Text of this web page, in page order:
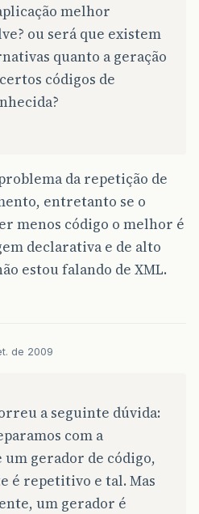
melhor
ou será que existem
quanto a geração
códigos de
da repetição de
entretanto se o
menos código o melhor é
declarativa e de alto
estou falando de XML.
de 2009
a seguinte dúvida:
com a
um gerador de código,
é repetitivo e tal. Mas
um gerador é